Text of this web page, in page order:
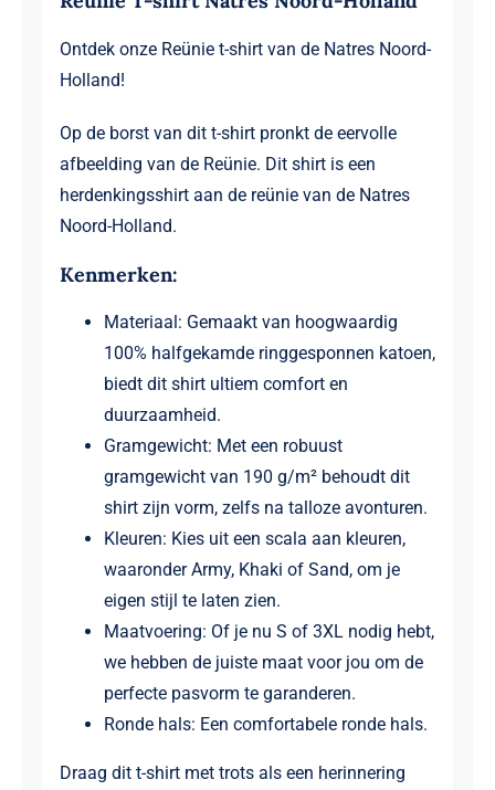
Ontdek onze Reünie t-shirt van de Natres Noord-
Holland!
Op de borst van dit t-shirt pronkt de eervolle
afbeelding van de Reünie. Dit shirt is een
herdenkingsshirt aan de reünie van de Natres
Noord-Holland.
Kenmerken:
Materiaal: Gemaakt van hoogwaardig
100% halfgekamde ringgesponnen katoen,
biedt dit shirt ultiem comfort en
duurzaamheid.
Gramgewicht: Met een robuust
gramgewicht van 190 g/m² behoudt dit
shirt zijn vorm, zelfs na talloze avonturen.
Kleuren: Kies uit een scala aan kleuren,
waaronder Army, Khaki of Sand, om je
eigen stijl te laten zien.
Maatvoering: Of je nu S of 3XL nodig hebt,
we hebben de juiste maat voor jou om de
perfecte pasvorm te garanderen.
Ronde hals: Een comfortabele ronde hals.
Draag dit t-shirt met trots als een herinnering